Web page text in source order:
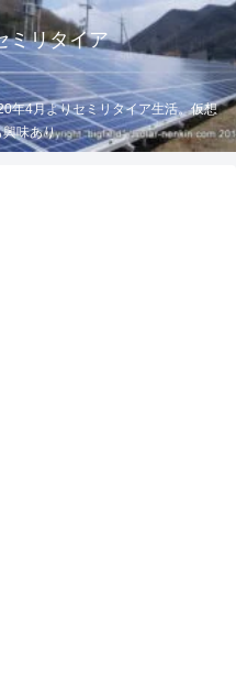
ミリタイア
年4月よりセミリタイア生活。仮想
興味あり